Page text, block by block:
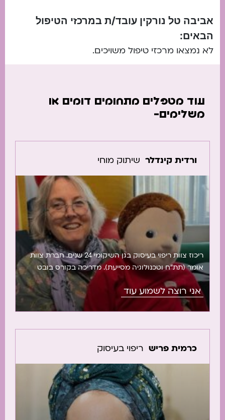
אביבה טל נורקין עובד/ת במרכזי הטיפול
הבאים:
לא נמצאו מרכזי טיפול משויכים.
עוד מטפלים מתחומים דומים או
משלימים-
ורדית קינדלר שיתוק מוחי
ריכוז צוות ריפוי בעיסוק בגן השיקומי 24 שנים. חברת צוות
אומר (תת”ח וטכנולוגיה מסייעת). מדריכה בקורס בובט
ילדים בסיסי ותינוקות בארץ ובחו”ל. השתתפתי בכתיבה
בספרים בנושא משחק ומשחקיות ובספר על השימוש
בעצמי בטיפולת. כיום מדריכה במעונות יום שיקומיים
בנושא לקות ראיה מוחית, משחק בקרב ילדים עם לקויות
אני רוצה לשמוע עוד
כרמית פריש ריפוי בעיסוק